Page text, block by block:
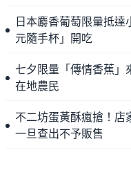
日本麝香葡萄限量抵
元隨手杯」開吃
七夕限量「傳情香蕉
在地農民
不二坊蛋黃酥瘋搶！
一旦查出不予販售